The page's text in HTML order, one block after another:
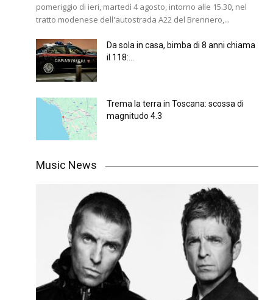
pomeriggio di ieri, martedì 4 agosto, intorno alle 15.30, nel
tratto modenese dell'autostrada A22 del Brennero,...
Da sola in casa, bimba di 8 anni chiama
il 118:...
Trema la terra in Toscana: scossa di
magnitudo 4.3
Music News